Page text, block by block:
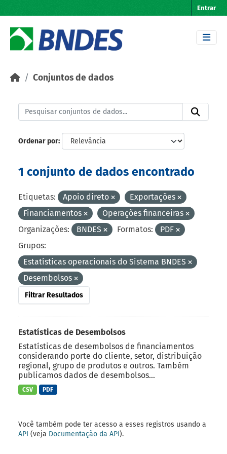
Entrar
Conjuntos de dados
Ordenar por
1 conjunto de dados encontrado
Etiquetas: Apoio direto
Exportações
Financiamentos
Operações financeiras
Organizações:
BNDES Formatos:
PDF
Grupos:
Estatísticas operacionais do Sistema BNDES
Desembolsos
Filtrar Resultados
Estatísticas de Desembolsos
Estatísticas de desembolsos de financiamentos
considerando porte do cliente, setor, distribuição
regional, grupo de produtos e outros. Também
publicamos dados de desembolsos...
CSV PDF
Você também pode ter acesso a esses registros usando a
API (veja Documentação da API).